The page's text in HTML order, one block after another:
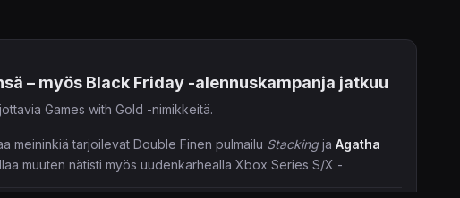
– myös Black Friday -alennuskampanja jatkuu
Games with Gold -nimikkeitä.
meininkiä tarjoilevat Double Finen pulmailu Stackingja Agatha
muuten nätisti myös uudenkarhealla Xbox Series S/X -